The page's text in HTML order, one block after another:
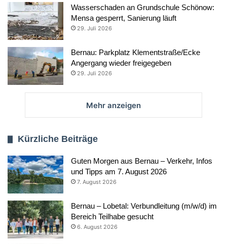
Wasserschaden an Grundschule Schönow:
Mensa gesperrt, Sanierung läuft
29. Juli 2026
Bernau: Parkplatz Klementstraße/Ecke
Angergang wieder freigegeben
29. Juli 2026
Mehr anzeigen
Kürzliche Beiträge
Guten Morgen aus Bernau – Verkehr, Infos
und Tipps am 7. August 2026
7. August 2026
Bernau – Lobetal: Verbundleitung (m/w/d) im
Bereich Teilhabe gesucht
6. August 2026